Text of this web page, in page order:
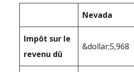
Nevada
Impôt sur le
revenu dû
&dollar;5,968